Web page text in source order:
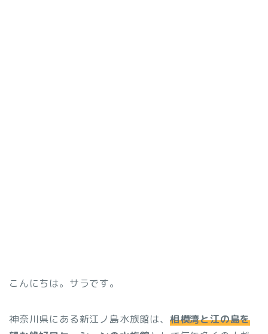
こんにちは。サラです。
神奈川県にある新江ノ島水族館は、 相模湾と江の島を